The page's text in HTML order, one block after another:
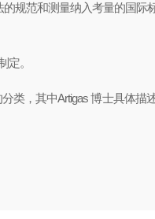
规范和测量纳入考量的国际
。
类，其中Artigas 博士具体描